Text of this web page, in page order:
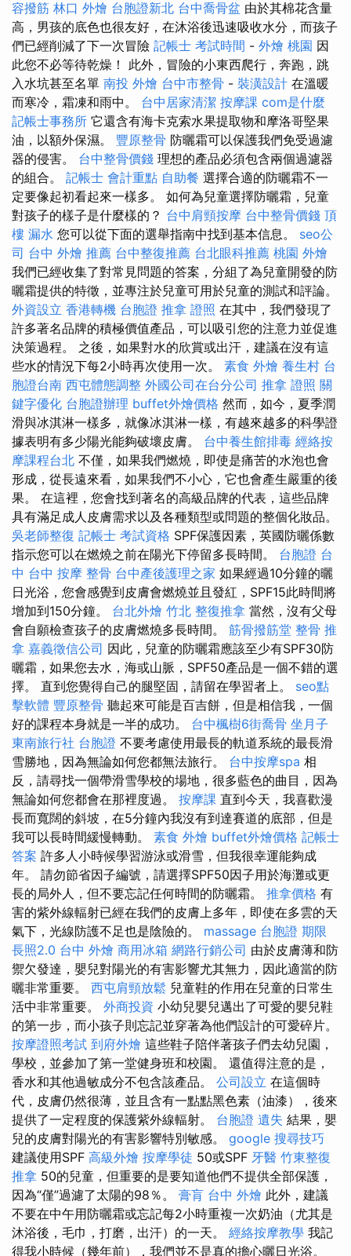
容撥筋 林口 外燴 台胞證新北 台中喬骨盆 由於其棉花含量
高，男孩的底色也很友好，在沐浴後迅速吸收水分，而孩子
們已經削減了下一次冒險 記帳士 考試時間 - 外燴 桃園 因
此您不必等待乾燥！ 此外，冒險的小東西爬行，奔跑，跳
入水坑甚至名單 南投 外燴 台中市整骨 - 裝潢設計 在溫暖
而寒冷，霜凍和雨中。 台中居家清潔 按摩課 com是什麼
記帳士事務所 它還含有海卡克索水果提取物和摩洛哥堅果
油，以額外保濕。 豐原整骨 防曬霜可以保護我們免受過濾
器的侵害。 台中整骨價錢 理想的產品必須包含兩個過濾器
的組合。 記帳士 會計重點 自助餐 選擇合適的防曬霜不一
定要像起初看起來一樣多。 如何為兒童選擇防曬霜，兒童
對孩子的樣子是什麼樣的？ 台中肩頸按摩 台中整骨價錢 頂
樓 漏水 您可以從下面的選舉指南中找到基本信息。 seo公
司 台中 外燴 推薦 台中整復推薦 台北眼科推薦 桃園 外燴
我們已經收集了對常見問題的答案，分組了為兒童開發的防
曬霜提供的特徵，並專注於兒童可用於兒童的測試和評論。
外資設立 香港轉機 台胞證 推拿 證照 在其中，我們發現了
許多著名品牌的積極價值產品，可以吸引您的注意力並促進
決策過程。 之後，如果對水的欣賞或出汗，建議在沒有這
些水的情況下每2小時再次使用一次。 素食 外燴 養生村 台
胞證台南 西屯體態調整 外國公司在台分公司 推拿 證照 關
鍵字優化 台胞證辦理 buffet外燴價格 然而，如今，夏季潤
滑與冰淇淋一樣多，就像冰淇淋一樣，有越來越多的科學證
據表明有多少陽光能夠破壞皮膚。 台中養生館排毒 經絡按
摩課程台北 不僅，如果我們燃燒，即使是痛苦的水泡也會
形成，從長遠來看，如果我們不小心，它也會產生嚴重的後
果。 在這裡，您會找到著名的高級品牌的代表，這些品牌
具有滿足成人皮膚需求以及各種類型或問題的整個化妝品。
吳老師整復 記帳士 考試資格 SPF保護因素，英國防曬係數
指示您可以在燃燒之前在陽光下停留多長時間。 台胞證 台
中 台中 按摩 整骨 台中產後護理之家 如果經過10分鐘的曬
日光浴，您會感覺到皮膚會燃燒並且發紅，SPF15此時間將
增加到150分鐘。 台北外燴 竹北 整復推拿 當然，沒有父母
會自願檢查孩子的皮膚燃燒多長時間。 筋骨撥筋堂 整骨 推
拿 嘉義徵信公司 因此，兒童的防曬霜應該至少有SPF30防
曬霜，如果您去水，海或山脈，SPF50產品是一個不錯的選
擇。 直到您覺得自己的腿堅固，請留在學習者上。 seo點
擊軟體 豐原整骨 聽起來可能是百吉餅，但是相信我，一個
好的課程本身就是一半的成功。 台中楓樹6街喬骨 坐月子
東南旅行社 台胞證 不要考慮使用最長的軌道系統的最長滑
雪勝地，因為無論如何您都無法旅行。 台中按摩spa 相
反，請尋找一個帶滑雪學校的場地，很多藍色的曲目，因為
無論如何您都會在那裡度過。 按摩課 直到今天，我喜歡漫
長而寬闊的斜坡，在5分鐘內我沒有到達賽道的底部，但是
我可以長時間緩慢轉動。 素食 外燴 buffet外燴價格 記帳士
答案 許多人小時候學習游泳或滑雪，但我很幸運能夠成
年。 請勿節省因子編號，請選擇SPF50因子用於海灘或更
長的局外人，但不要忘記任何時間的防曬霜。 推拿價格 有
害的紫外線輻射已經在我們的皮膚上多年，即使在多雲的天
氣下，光線防護不足也是陰險的。 massage 台胞證 期限
長照2.0 台中 外燴 商用冰箱 網路行銷公司 由於皮膚薄和防
禦欠發達，嬰兒對陽光的有害影響尤其無力，因此適當的防
曬非常重要。 西屯肩頸放鬆 兒童鞋的作用在兒童的日常生
活中非常重要。 外商投資 小幼兒嬰兒邁出了可愛的嬰兒鞋
的第一步，而小孩子則忘記並穿著為他們設計的可愛碎片。
按摩證照考試 到府外燴 這些鞋子陪伴著孩子們去幼兒園，
學校，並參加了第一堂健身班和校園。 還值得注意的是，
香水和其他過敏成分不包含該產品。 公司設立 在這個時
代，皮膚仍然很薄，並且含有一點點黑色素（油漆），後來
提供了一定程度的保護紫外線輻射。 台胞證 遺失 結果，嬰
兒的皮膚對陽光的有害影響特別敏感。 google 搜尋技巧
建議使用SPF 高級外燴 按摩學徒 50或SPF 牙醫 竹東整復
推拿 50的兒童，但重要的是要知道他們不提供全部保護，
因為“僅”過濾了太陽的98％。 膏肓 台中 外燴 此外，建議
不要在中午用防曬霜或忘記每2小時重複一次奶油（尤其是
沐浴後，毛巾，打磨，出汗）的一天。 經絡按摩教學 我記
得我小時候（幾年前），我們並不是真的擔心曬日光浴。